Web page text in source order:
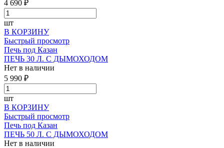
4 690 ₽
шт
В КОРЗИНУ
Быстрый просмотр
Печь под Казан
ПЕЧЬ 30 Л. С ДЫМОХОДОМ
Нет в наличии
5 990 ₽
шт
В КОРЗИНУ
Быстрый просмотр
Печь под Казан
ПЕЧЬ 50 Л. С ДЫМОХОДОМ
Нет в наличии